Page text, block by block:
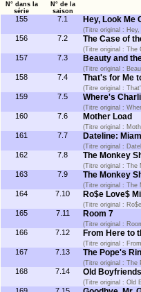
N° dans la
série
N° de la
saison
155 7.1 Hey, Look Me
(Titre original :
156
7.2 The Case of
(Titre original : The
157
7.3 Beauty and
(Titre original :
158
7.4 That's for Me
(Titre original :
159
7.5 Where's
(Titre original :
160
7.6 Mother Load
(Titre original :
161
7.7 Dateline:
(Titre original :
162
7.8 The Monkey
(Titre original : The
163
7.9 The Monkey
(Titre original : The
164
7.10 Ro$e Love$
(Titre original :
165
7.11 Room 7
(Titre original :
166
7.12 From Here to
(Titre original :
167
7.13 The Pope's
(Titre original : The
168
7.14 Old Boyfriends
(Titre original : Old